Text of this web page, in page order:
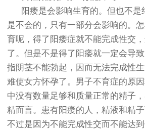
阳痿是会影响生育的。但也不
是不会的，只有一部分会影响的。
育呢，得了阳痿症就不能完成性交
了。但是不是得了阳痿就一定会导
指阴茎不能勃起，因而无法完成性
难使女方怀孕了。男子不育症的原
中没有数量足够和质量正常的精子
精而言。患有阳痿的人，精液和精
不过是因为不能完成性交而不能达